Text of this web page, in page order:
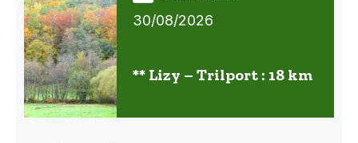
30/08/2026
** Lizy – Trilport : 18 km